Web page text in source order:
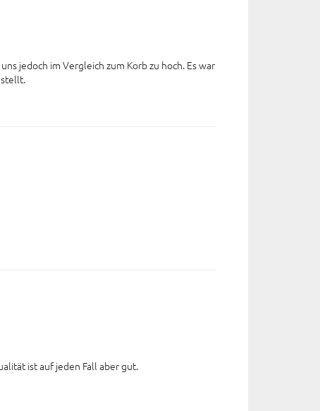
jedoch im Vergleich zum Korb zu hoch. Es war
ist auf jeden Fall aber gut.